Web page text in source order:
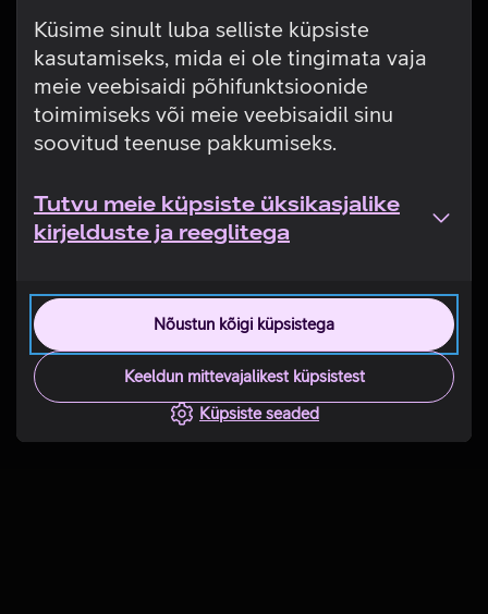
Küsime sinult luba selliste küpsiste
kasutamiseks, mida ei ole tingimata vaja
meie veebisaidi põhifunktsioonide
toimimiseks või meie veebisaidil sinu
soovitud teenuse pakkumiseks.
Tutvu meie küpsiste üksikasjalike
kirjelduste ja reeglitega
Nõustun kõigi küpsistega
Keeldun mittevajalikest küpsistest
Küpsiste seaded
Tehniline viga